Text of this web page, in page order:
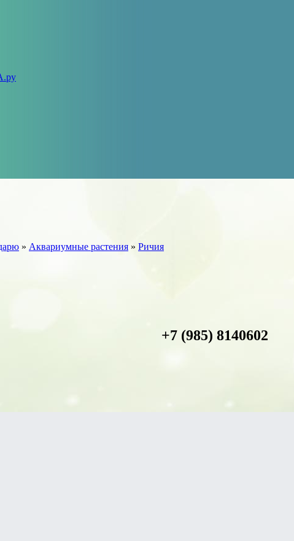
» Аквариумные растения » Ричия
+7 (985) 8140602